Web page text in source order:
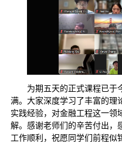
为期五天的正式课程已于
满。大家深度学习了丰富的理
实践经验，对金融工程这一领
解。感谢老师们的辛苦付出，
工作顺利，祝愿同学们前程似